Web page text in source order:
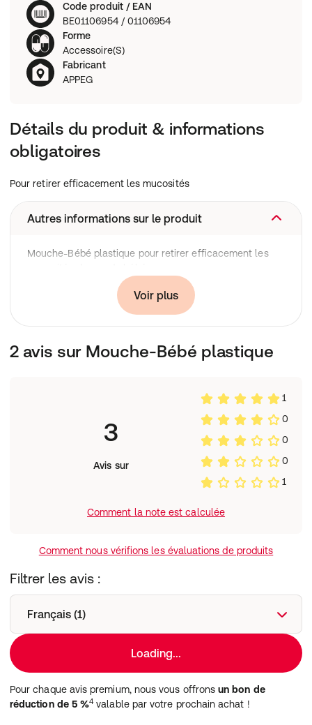
Code produit / EAN
BE01106954 / 01106954
Forme
Accessoire(S)
Fabricant
APPEG
Détails du produit & informations
obligatoires
Pour retirer efficacement les mucosités
Autres informations sur le produit
Mouche-Bébé plastique pour retirer efficacement les
Voir plus
2 avis sur Mouche-Bébé plastique
3
Avis sur
1
0
0
0
1
Comment la note est calculée
Comment nous vérifions les évaluations de produits
Filtrer les avis :
Français (1)
Loading...
Pour chaque avis premium, nous vous offronsun bon de
réduction de 5 %4 valable par votre prochain achat !